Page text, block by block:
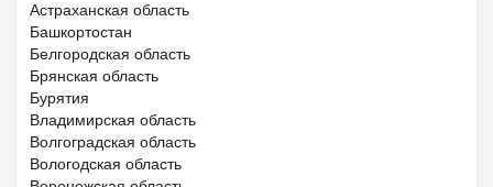
Астраханская область
Башкортостан
Белгородская область
Брянская область
Бурятия
Владимирская область
Волгоградская область
Вологодская область